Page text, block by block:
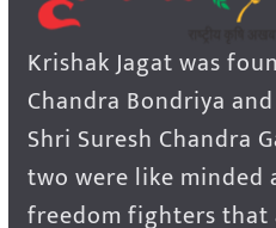
Krishak Jagat was
Chandra Bondriya
Shri Suresh Chandra
two were like
freedom fighters